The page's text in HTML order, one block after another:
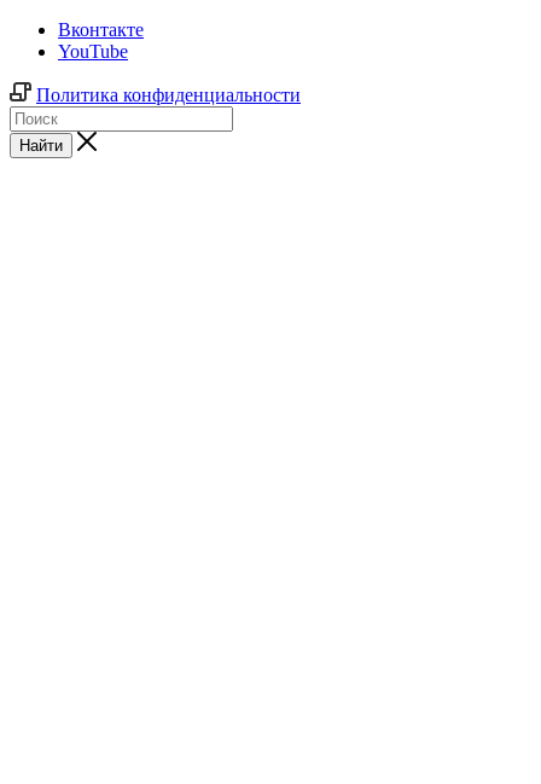
Вконтакте
YouTube
Политика конфиденциальности
Найти